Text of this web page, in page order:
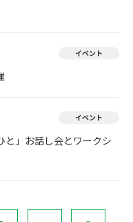
イベント
イベント
と」お話し会とワークシ